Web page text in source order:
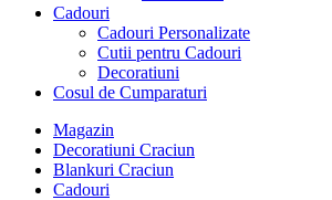
Cadouri
Cadouri Personalizate
Cutii pentru Cadouri
Decoratiuni
Cosul de Cumparaturi
Magazin
Decoratiuni Craciun
Blankuri Craciun
Cadouri